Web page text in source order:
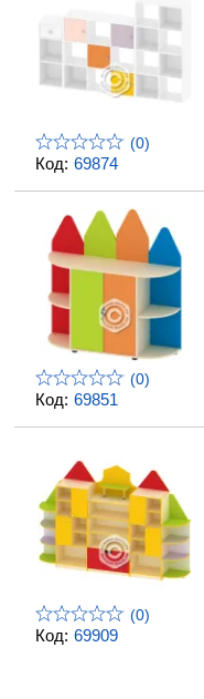
Код: 69874
(0)
Код: 69851
(0)
Код: 69909
(0)